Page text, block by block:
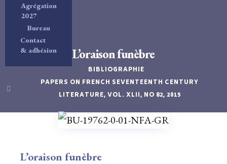
Agrégation
2027
Bureau
Contact
& adhésion
L’oraison funèbre
BIBLIOGRAPHIE
PAPERS ON FRENCH SEVENTEENTH CENTURY
LITERATURE, VOL. XLII, NO 82, 2015
L’oraison funèbre